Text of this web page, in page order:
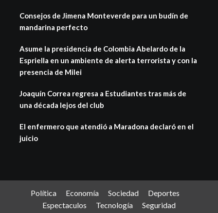
Consejos de Jimena Monteverde para un budín de
mandarina perfecto
Asume la presidencia de Colombia Abelardo de la
Espriella en un ambiente de alerta terrorista y con la
presencia de Milei
Joaquín Correa regresa a Estudiantes tras más de
una década lejos del club
El enfermero que atendió a Maradona declaró en el
juicio
Política Economía Sociedad
Deportes
Espectaculos
Tecnología Seguridad